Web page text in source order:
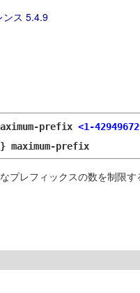
ンス 5.4.9
prefix <1-
} maximum-prefix
プレフィックスの数を制限す